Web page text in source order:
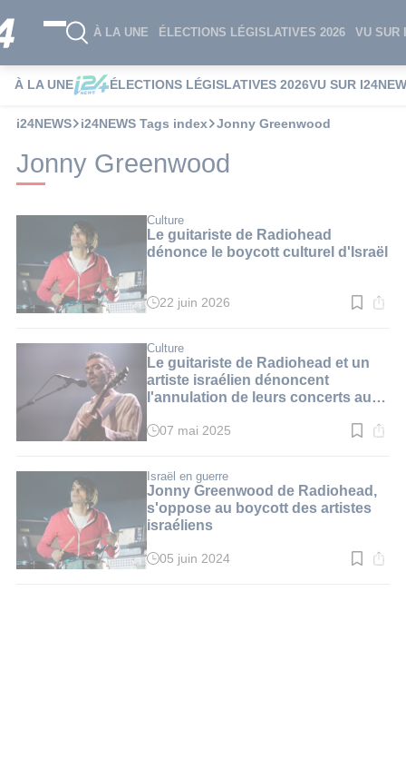
À LA UNE ÉLECTIONS LÉGISLATIVES 2026 VU SUR
À LA UNE ÉLECTIONS LÉGISLATIVES 2026VU SUR
i24NEWS i24NEWS Tags index Jonny Greenwood
Jonny Greenwood
Culture
Le guitariste de Radiohead
dénonce le boycott culturel d'Israël
Temps
:
2
min.
22 juin 2026
Culture
Le guitariste de Radiohead et un
artiste israélien dénoncent
l'annulation de leurs concerts au
Temps
:
3
min.
07 mai 2025
Israël en guerre
Jonny Greenwood de Radiohead,
s'oppose au boycott des artistes
israéliens
Temps
05 juin 2024